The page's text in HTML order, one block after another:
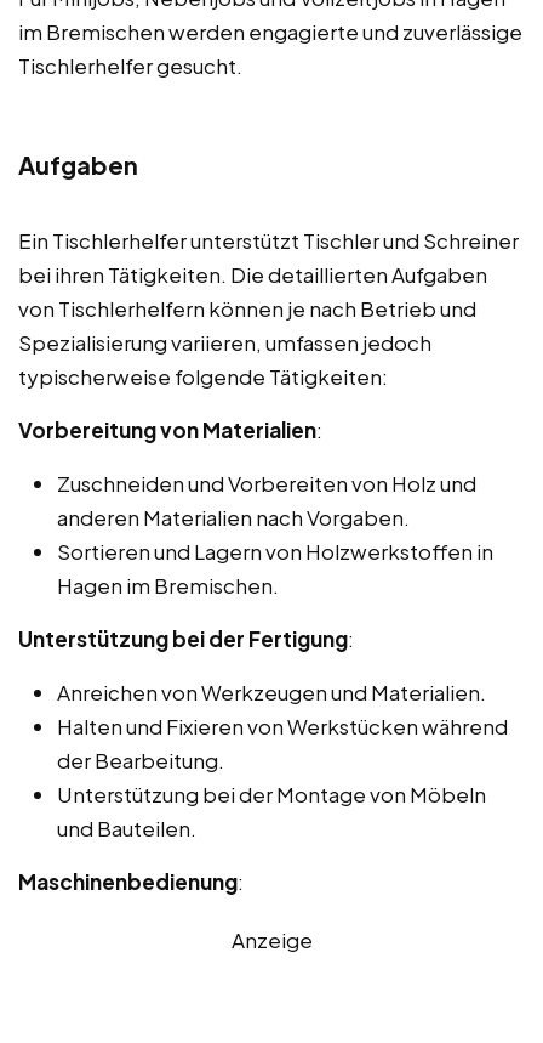
im Bremischen werden engagierte und zuverlässige
Tischlerhelfer gesucht.
Aufgaben
Ein Tischlerhelfer unterstützt Tischler und Schreiner
bei ihren Tätigkeiten. Die detaillierten Aufgaben
von Tischlerhelfern können je nach Betrieb und
Spezialisierung variieren, umfassen jedoch
typischerweise folgende Tätigkeiten:
Vorbereitung von Materialien:
Zuschneiden und Vorbereiten von Holz und
anderen Materialien nach Vorgaben.
Sortieren und Lagern von Holzwerkstoffen in
Hagen im Bremischen.
Unterstützung bei der Fertigung:
Anreichen von Werkzeugen und Materialien.
Halten und Fixieren von Werkstücken während
der Bearbeitung.
Unterstützung bei der Montage von Möbeln
und Bauteilen.
Maschinenbedienung:
Anzeige